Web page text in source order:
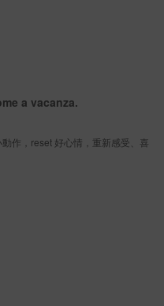
a vacanza.
作，reset 好心情，重新感受、喜